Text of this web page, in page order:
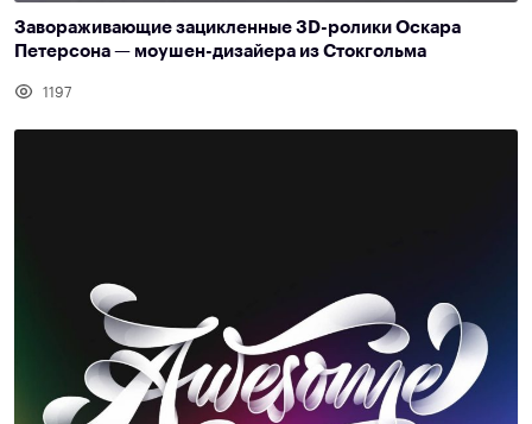
Завораживающие зацикленные 3D-ролики Оскара
Петерсона — моушен-дизайера из Стокгольма
1197